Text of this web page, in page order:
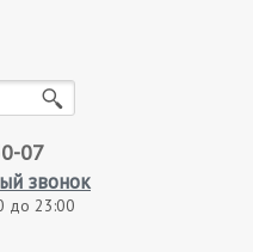
07
звонок
до 23:00